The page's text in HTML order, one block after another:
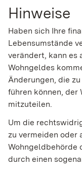
Hinweise
Haben sich Ihre
Lebensumstände
verändert, kann es
Wohngeldes
Änderungen, die
führen können, der
mitzuteilen.
Um die
zu vermeiden oder
Wohngeldbehörde
durch einen